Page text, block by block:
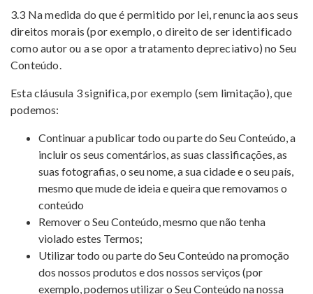
3.3 Na medida do que é permitido por lei, renuncia aos seus
direitos morais (por exemplo, o direito de ser identificado
como autor ou a se opor a tratamento depreciativo) no Seu
Conteúdo.
Esta cláusula 3 significa, por exemplo (sem limitação), que
podemos:
Continuar a publicar todo ou parte do Seu Conteúdo, a
incluir os seus comentários, as suas classificações, as
suas fotografias, o seu nome, a sua cidade e o seu país,
mesmo que mude de ideia e queira que removamos o
conteúdo
Remover o Seu Conteúdo, mesmo que não tenha
violado estes Termos;
Utilizar todo ou parte do Seu Conteúdo na promoção
dos nossos produtos e dos nossos serviços (por
exemplo, podemos utilizar o Seu Conteúdo na nossa